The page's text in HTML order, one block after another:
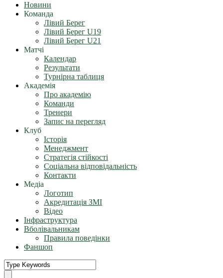
Новини
Команда
Лівий Берег
Лівий Берег U19
Лівий Берег U21
Матчі
Календар
Результати
Турнірна таблиця
Академія
Про академію
Команди
Тренери
Запис на перегляд
Клуб
Історія
Менеджмент
Стратегія стійкості
Соціальна відповідальність
Контакти
Медіа
Логотип
Акредитація ЗМІ
Відео
Інфраструктура
Вболівальникам
Правила поведінки
Фаншоп